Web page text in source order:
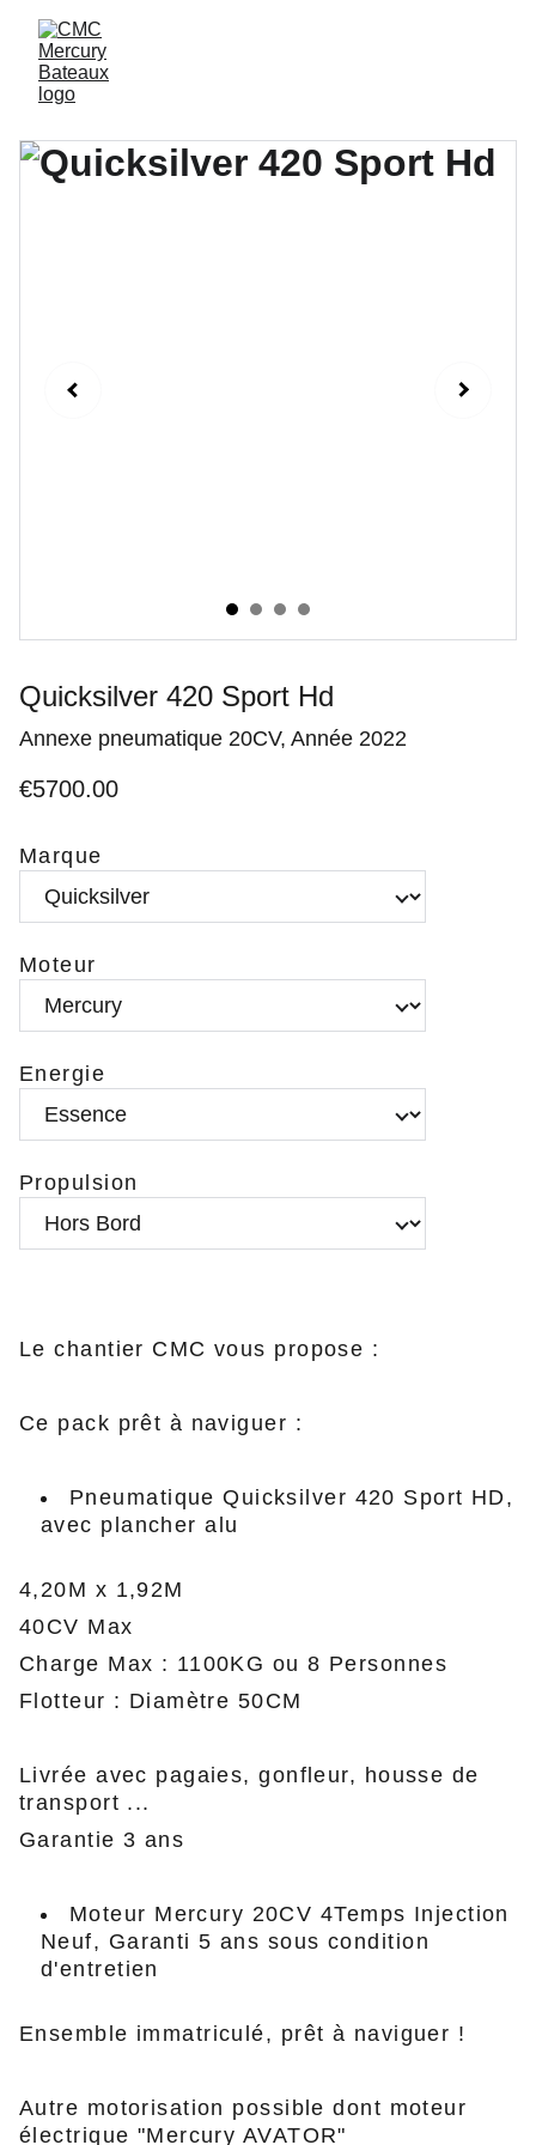
Quicksilver 420 Sport Hd
Annexe pneumatique 20CV, Année 2022
€5700.00
Marque
Moteur
Energie
Propulsion
Le chantier CMC vous propose :
Ce pack prêt à naviguer :
Pneumatique Quicksilver 420 Sport HD,
avec plancher alu
4,20M x 1,92M
40CV Max
Charge Max : 1100KG ou 8 Personnes
Flotteur : Diamètre 50CM
Livrée avec pagaies, gonfleur, housse de
transport ...
Garantie 3 ans
Moteur Mercury 20CV 4Temps Injection
Neuf, Garanti 5 ans sous condition
d'entretien
Ensemble immatriculé, prêt à naviguer !
Autre motorisation possible dont moteur
électrique "Mercury AVATOR"